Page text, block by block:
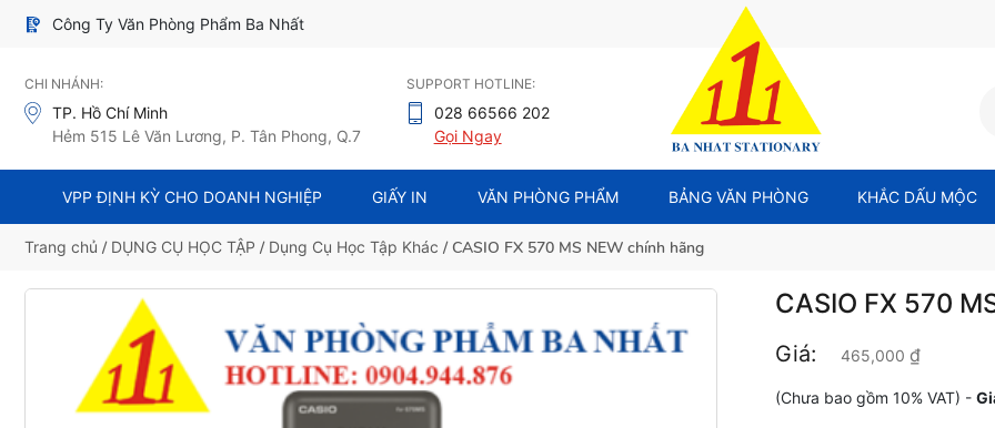
Công Ty Văn Phòng Phẩm Ba Nhất
CHI NHÁNH:
TP. Hồ Chí Minh
Hẻm 515 Lê Văn Lương, P. Tân Phong, Q.7
SUPPORT HOTLINE:
028 66566 202
Gọi Ngay
VPP ĐỊNH KỲ CHO DOANH NGHIỆP GIẤY IN VĂN PHÒNG PHẨM BẢNG VĂN PHÒNG KHẮC DẤU MỘC
Trang chủ / DỤNG CỤ HỌC TẬP / Dụng Cụ Học Tập Khác / CASIO FX 570 MS NEW chính hãng
CASIO FX 570
Giá: 465,000 ₫
(Chưa bao gồm 10% VAT) -